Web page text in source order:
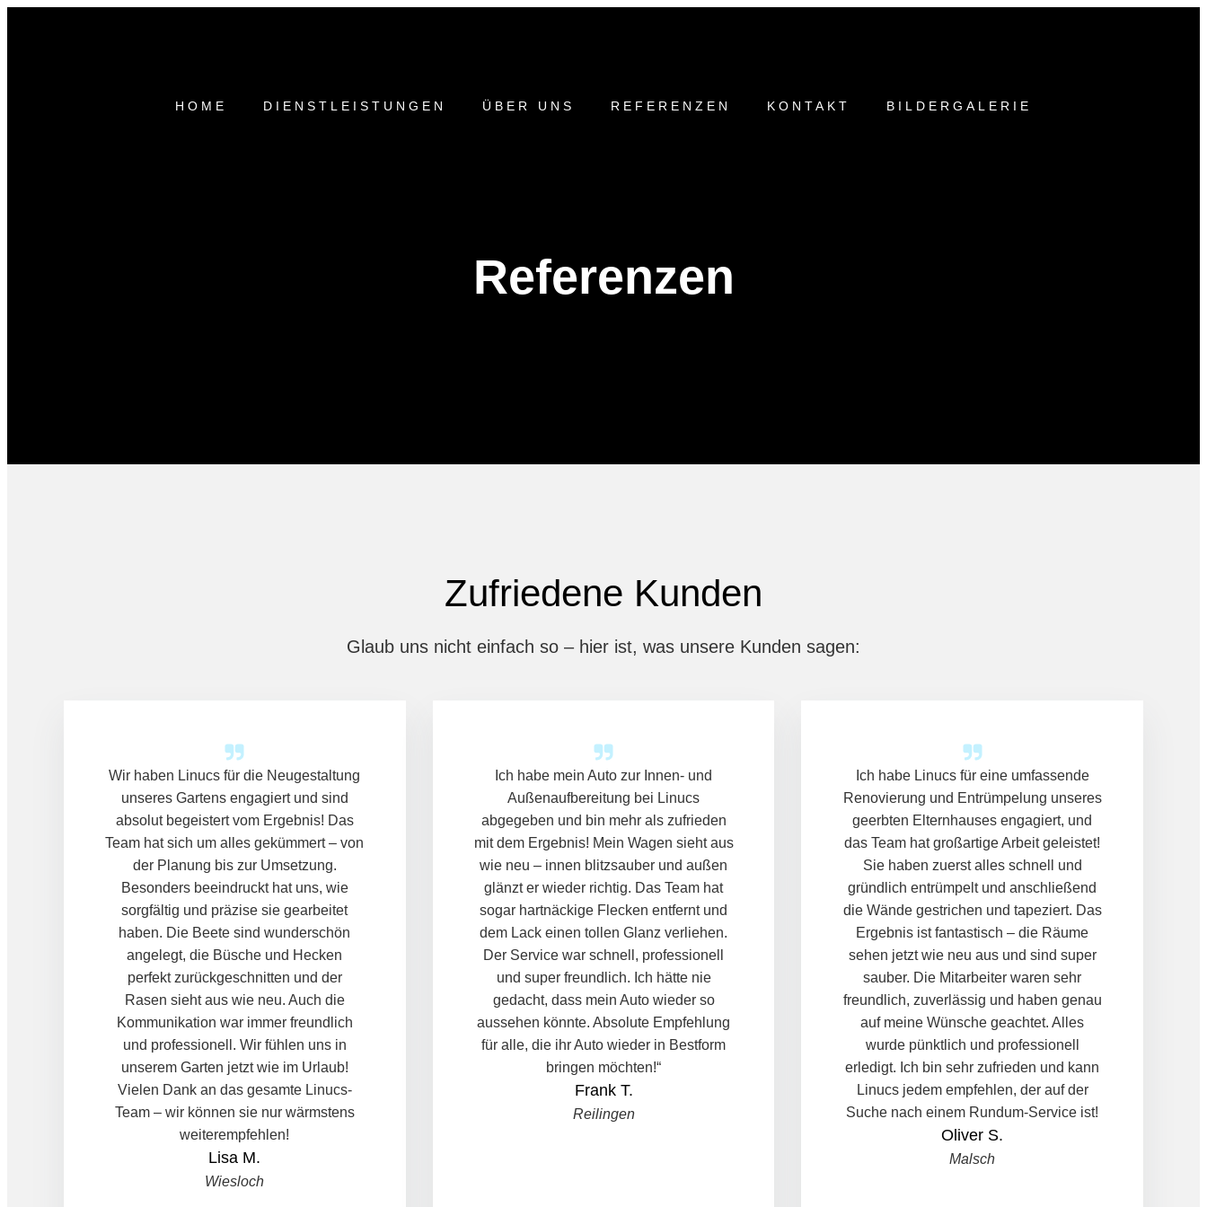
HOME DIENSTLEISTUNGEN ÜBER UNS REFERENZEN KONTAKT BILDERGALERIE
Referenzen
Zufriedene Kunden
Glaub uns nicht einfach so – hier ist, was unsere Kunden sagen:
Wir haben Linucs für die Neugestaltung
unseres Gartens engagiert und sind
absolut begeistert vom Ergebnis! Das
Team hat sich um alles gekümmert – von
der Planung bis zur Umsetzung.
Besonders beeindruckt hat uns, wie
sorgfältig und präzise sie gearbeitet
haben. Die Beete sind wunderschön
angelegt, die Büsche und Hecken
perfekt zurückgeschnitten und der
Rasen sieht aus wie neu. Auch die
Kommunikation war immer freundlich
und professionell. Wir fühlen uns in
unserem Garten jetzt wie im Urlaub!
Vielen Dank an das gesamte Linucs-
Team – wir können sie nur wärmstens
weiterempfehlen!
Lisa M.
Wiesloch
Ich habe mein Auto zur Innen- und
Außenaufbereitung bei Linucs
abgegeben und bin mehr als zufrieden
mit dem Ergebnis! Mein Wagen sieht aus
wie neu – innen blitzsauber und außen
glänzt er wieder richtig. Das Team hat
sogar hartnäckige Flecken entfernt und
dem Lack einen tollen Glanz verliehen.
Der Service war schnell, professionell
und super freundlich. Ich hätte nie
gedacht, dass mein Auto wieder so
aussehen könnte. Absolute Empfehlung
für alle, die ihr Auto wieder in Bestform
bringen möchten!“
Frank T.
Reilingen
Ich habe Linucs für eine umfassende
Renovierung und Entrümpelung unseres
geerbten Elternhauses engagiert, und
das Team hat großartige Arbeit geleistet!
Sie haben zuerst alles schnell und
gründlich entrümpelt und anschließend
die Wände gestrichen und tapeziert. Das
Ergebnis ist fantastisch – die Räume
sehen jetzt wie neu aus und sind super
sauber. Die Mitarbeiter waren sehr
freundlich, zuverlässig und haben genau
auf meine Wünsche geachtet. Alles
wurde pünktlich und professionell
erledigt. Ich bin sehr zufrieden und kann
Linucs jedem empfehlen, der auf der
Suche nach einem Rundum-Service ist!
Oliver S.
Malsch